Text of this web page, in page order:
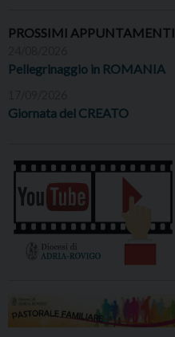
PROSSIMI APPUNTAMENTI
Pellegrinaggio in ROMANIA
Giornata del CREATO